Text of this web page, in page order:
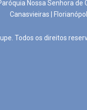
Nossa Senhora de
Canasvieiras |
Todos os direitos